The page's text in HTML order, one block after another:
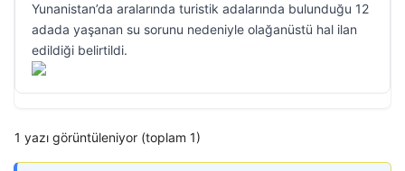
Yunanistan’da aralarında turistik adalarında bulunduğu 12
adada yaşanan su sorunu nedeniyle olağanüstü hal ilan
edildiği belirtildi.
1 yazı görüntüleniyor (toplam 1)